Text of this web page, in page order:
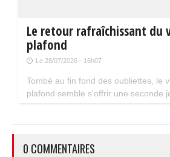
Le retour rafraîchissant du
plafond
Le 28/07/2026 - 16h07
Tombé au fin fond des oubliettes, le
plafond semble s'offrir une seconde
0 COMMENTAIRES